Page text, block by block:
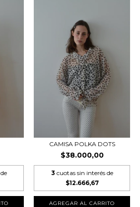
CAMISA POLKA DOTS
$38.000,00
3 cuotas sin interés de
$12.666,67